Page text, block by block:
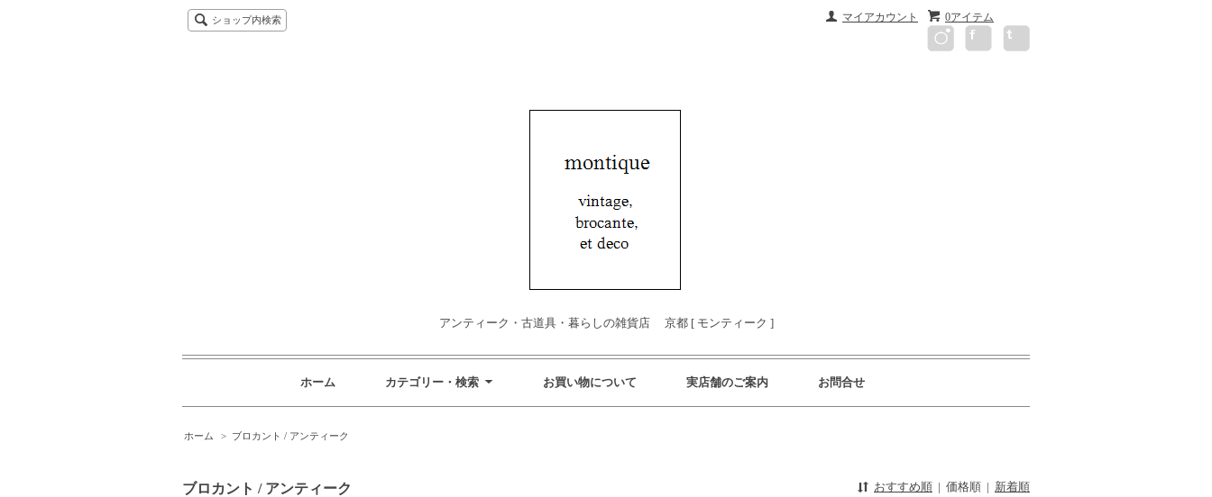
0アイテム
マイアカウント
ショップ内検索
アンティーク・古道具・暮らしの雑貨店 京都 [ モンティーク ]
ホーム カテゴリー・検索 お買い物について 実店舗のご案内 お問合せ
ホーム > ブロカント / アンティーク
ブロカント / アンティーク おすすめ順 | 価格順 | 新着順